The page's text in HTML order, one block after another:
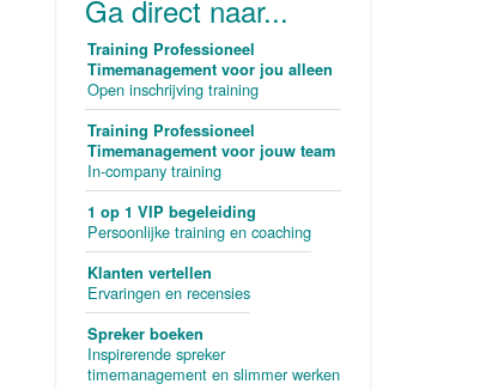
Ga direct naar...
Training Professioneel
Timemanagement voor jou alleen
Open inschrijving training
Training Professioneel
Timemanagement voor jouw team
In-company training
1 op 1 VIP begeleiding
Persoonlijke training en coaching
Klanten vertellen
Ervaringen en recensies
Spreker boeken
Inspirerende spreker
timemanagement en slimmer werken